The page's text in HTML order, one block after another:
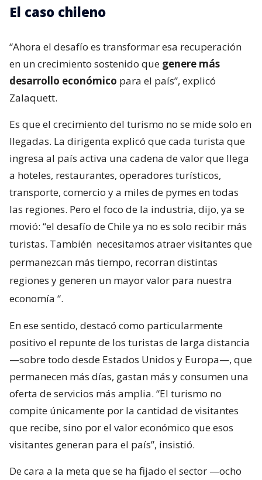
El caso chileno
“Ahora el desafío es transformar esa recuperación
en un crecimiento sostenido que genere más
desarrollo económico para el país”, explicó
Zalaquett.
Es que el crecimiento del turismo no se mide solo en
llegadas. La dirigenta explicó que cada turista que
ingresa al país activa una cadena de valor que llega
a hoteles, restaurantes, operadores turísticos,
transporte, comercio y a miles de pymes en todas
las regiones. Pero el foco de la industria, dijo, ya se
movió: “el desafío de Chile ya no es solo recibir más
turistas. También necesitamos atraer visitantes que
permanezcan más tiempo, recorran distintas
regiones y generen un mayor valor para nuestra
economía “.
En ese sentido, destacó como particularmente
positivo el repunte de los turistas de larga distancia
—sobre todo desde Estados Unidos y Europa—, que
permanecen más días, gastan más y consumen una
oferta de servicios más amplia. “El turismo no
compite únicamente por la cantidad de visitantes
que recibe, sino por el valor económico que esos
visitantes generan para el país”, insistió.
De cara a la meta que se ha fijado el sector —ocho